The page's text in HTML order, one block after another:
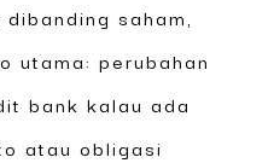
saham,
utama: perubahan
bank kalau ada
atau obligasi